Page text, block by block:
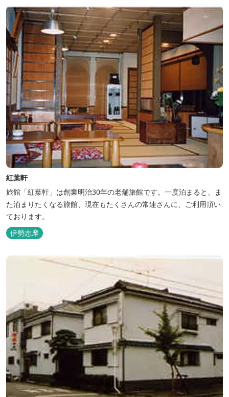
がら、充実した伊勢の一日を...
紅葉軒
旅館「紅葉軒」は創業明治30年の老舗旅館です。一度泊まると、ま
た泊まりたくなる旅館、現在もたくさんの常連さんに、ご利用頂い
ております。
伊勢志摩